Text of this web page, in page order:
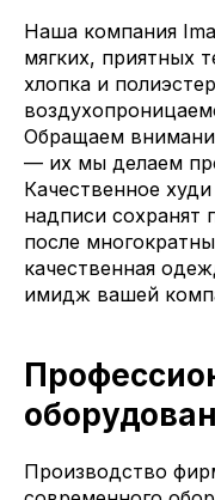
Наша компания
мягких, приятных
хлопка и
Обращаем
— их мы делаем
Качественное
надписи сохранят
после
качественная
имидж вашей
Производство